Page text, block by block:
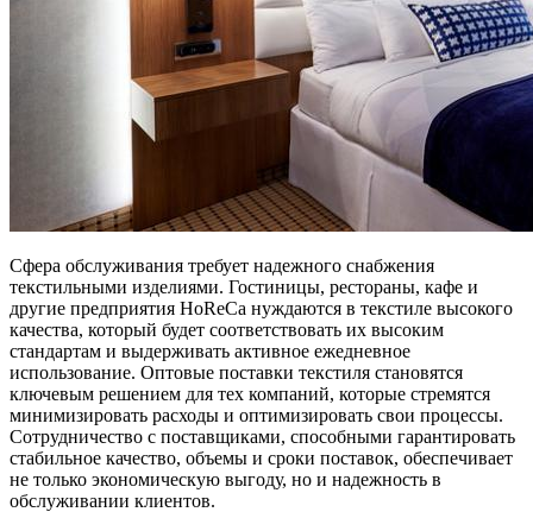
Сфера обслуживания требует надежного снабжения
текстильными изделиями. Гостиницы, рестораны, кафе и
другие предприятия HoReCa нуждаются в текстиле высокого
качества, который будет соответствовать их высоким
стандартам и выдерживать активное ежедневное
использование. Оптовые поставки текстиля становятся
ключевым решением для тех компаний, которые стремятся
минимизировать расходы и оптимизировать свои процессы.
Сотрудничество с поставщиками, способными гарантировать
стабильное качество, объемы и сроки поставок, обеспечивает
не только экономическую выгоду, но и надежность в
обслуживании клиентов.